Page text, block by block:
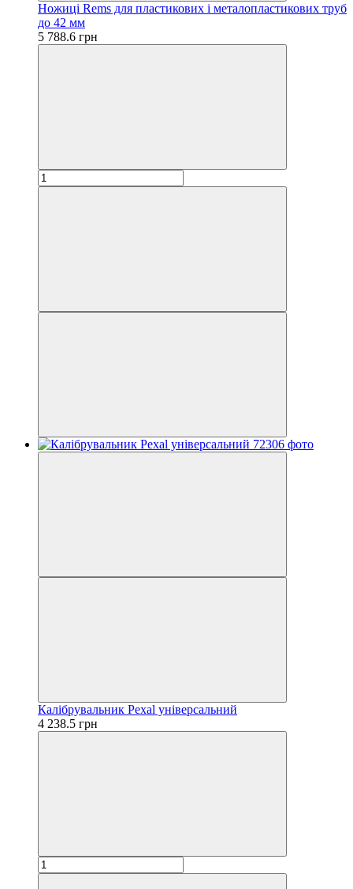
Ножиці Rems для пластикових і металопластикових труб
до 42 мм
5 788.6 грн
Калібрувальник Pexal універсальний
4 238.5 грн